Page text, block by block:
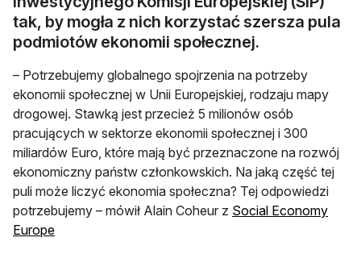
tak, by mogła z nich korzystać szersza pula
podmiotów ekonomii społecznej.
– Potrzebujemy globalnego spojrzenia na potrzeby
ekonomii społecznej w Unii Europejskiej, rodzaju mapy
drogowej. Stawką jest przecież 5 milionów osób
pracujących w sektorze ekonomii społecznej i 300
miliardów Euro, które mają być przeznaczone na rozwój
ekonomiczny państw członkowskich. Na jaką część tej
puli może liczyć ekonomia społeczna? Tej odpowiedzi
potrzebujemy – mówił Alain Coheur z Social Economy
Europe